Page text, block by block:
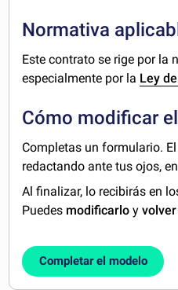
Normativa
Este contrato se rige por la
especialmente por la Ley
Cómo modificar
Completas un formulario.
redactando ante tus ojos,
Al finalizar, lo recibirás en
Puedes modificarlo y
Completar el modelo